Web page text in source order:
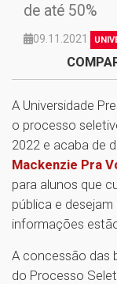
de até 50%
09.11.2021
A Universidade
o processo
2022 e acaba de
Mackenzie Pra
para alunos que
pública e
informações
A concessão das
do Processo